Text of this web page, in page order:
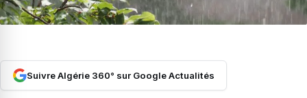
Suivre Algérie 360° sur Google Actualités